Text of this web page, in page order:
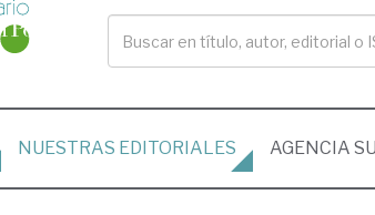
NUESTRAS EDITORIALES AGENCIA